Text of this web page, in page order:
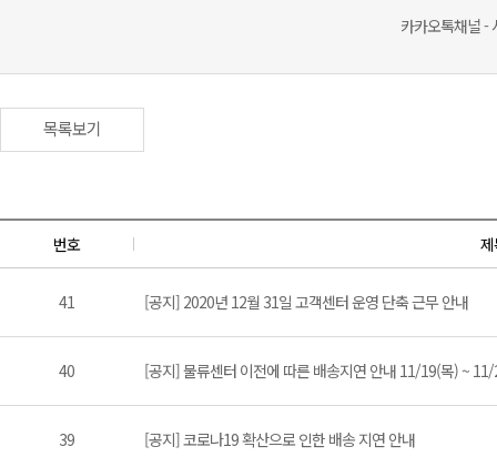
카카오톡채널 -
목록보기
번호
41 [공지] 2020년 12월 31일 고객센터 운영 단축 근무 안내
40 [공지] 물류센터 이전에 따른 배송지연 안내 11/19(목) ~
39 [공지] 코로나19 확산으로 인한 배송 지연 안내